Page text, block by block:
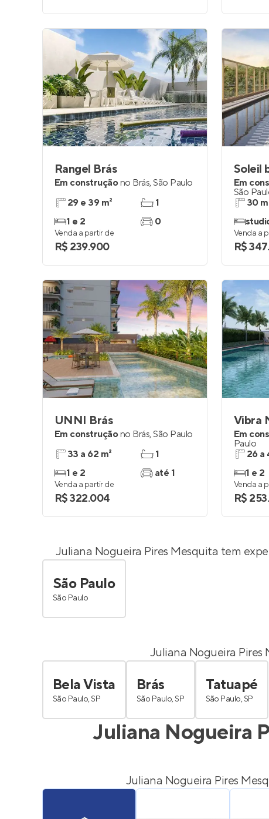
Rangel Brás
Em construçãono Brás,São Paulo
29 e 39 m²
1 e 2
1
0
Venda a partir de
R$ 239.900
Em
São
30
Venda a
R$
UNNI Brás
Em construçãono Brás,São Paulo
33 a 62 m²
1 e 2
1
até 1
Venda a partir de
R$ 322.004
Vibra
Em
Paulo
26 a
1 e 2
Venda a
R$
Juliana Nogueira Pires Mesquita tem
São Paulo
São Paulo
Juliana Nogueira Pires
Bela Vista
São Paulo, SP
Brás
São Paulo, SP
Tatuapé
São Paulo, SP
Juliana Nogueira
Juliana Nogueira Pires